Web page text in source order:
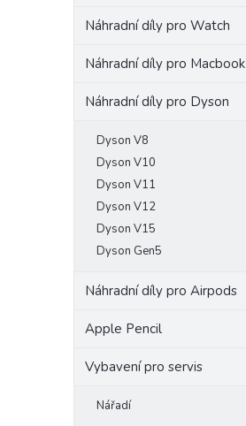
Náhradní díly pro Watch
Náhradní díly pro Macbook
Náhradní díly pro Dyson
Dyson V8
Dyson V10
Dyson V11
Dyson V12
Dyson V15
Dyson Gen5
Náhradní díly pro Airpods
Apple Pencil
Vybavení pro servis
Nářadí